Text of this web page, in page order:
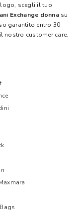
scegli il tuo
Exchange donna su
garantito entro 30
nostro customer care.